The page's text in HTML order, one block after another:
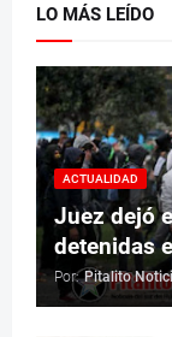
LO MÁS LEÍDO
ACTUALIDAD
Juez dejó
detenidas
Por: Pitalito